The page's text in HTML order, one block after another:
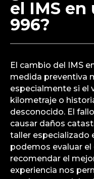
el IMS en
996?
El cambio del IMS
medida preventiva
especialmente si el
kilometraje o
desconocido. El
causar daños
taller especializado
podemos evaluar
recomendar el
experiencia nos